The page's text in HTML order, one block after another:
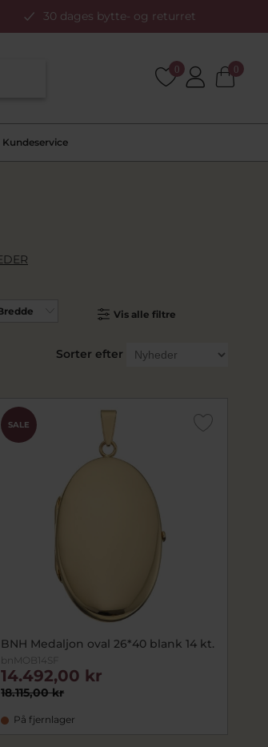
30 dages bytte- og returret
0 0
Kundeservice
Vis alle filtre
Sorter efter
SALE
BNH Medaljon oval 26*40 blank 14 kt.
bnMOB14SF
18.115,00 kr
14.492,00 kr
På fjernlager